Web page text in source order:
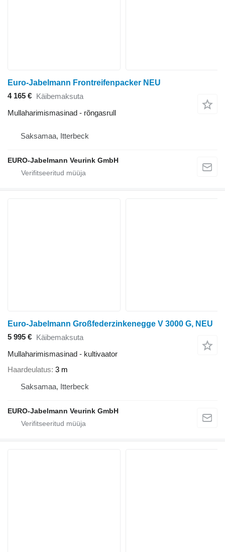
Euro-Jabelmann Frontreifenpacker NEU
4 165 € Käibemaksuta
Mullaharimismasinad - rõngasrull
Saksamaa, Itterbeck
EURO-Jabelmann Veurink GmbH
Euro-Jabelmann Großfederzinkenegge V 3000 G, NEU
5 995 € Käibemaksuta
Mullaharimismasinad - kultivaator
Haardeulatus 3 m
Saksamaa, Itterbeck
EURO-Jabelmann Veurink GmbH